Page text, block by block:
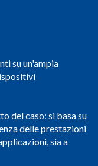
su un'ampia
del caso: si basa su
delle prestazioni
sia a